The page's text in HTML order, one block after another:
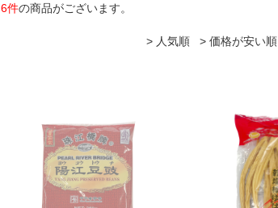
6件の商品がございます。
人気順 価格が安い順